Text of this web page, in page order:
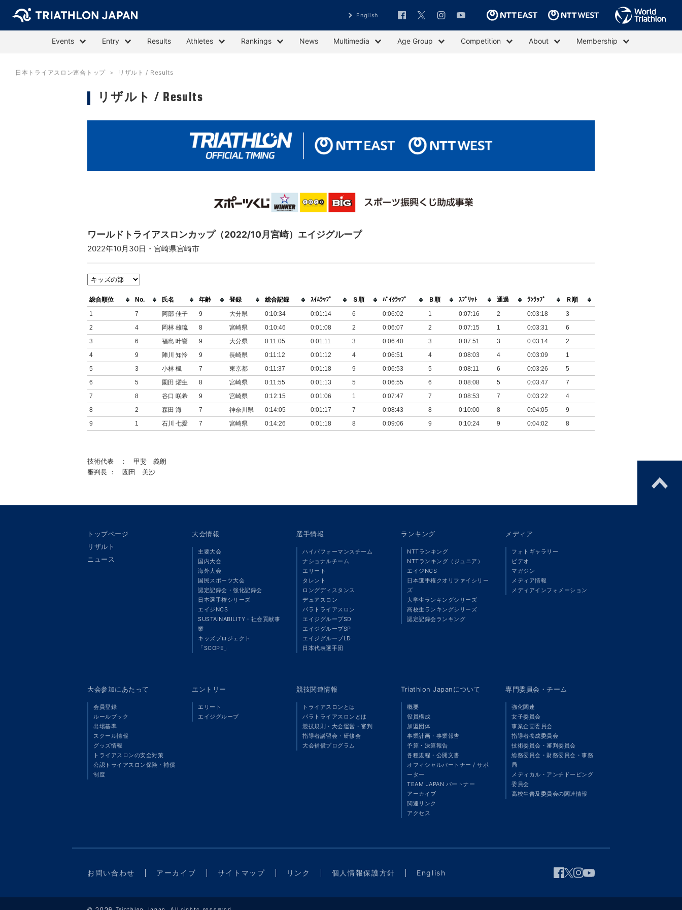
English
Events Entry Results Athletes Rankings News Multimedia Age Group Competition About Membership
日本トライアスロン連合トップ リザルト / Results
リザルト / Results
ワールドトライアスロンカップ（2022/10月宮崎）エイジグループ
2022年10月30日・宮崎県宮崎市
総合順位 No. 氏名 年齢 登録 総合記録 ｽｲﾑﾗｯﾌﾟ Ｓ順 ﾊﾞｲｸﾗｯﾌﾟ Ｂ順 ｽﾌﾟﾘｯﾄ 通過 ﾗﾝﾗｯﾌﾟ
Ｒ順
1
7 阿部 佳子 9 大分県 0:10:34 0:01:14 6 0:06:02 1 0:07:16 2 0:03:18
3
2
4 岡林 雄琉 8 宮崎県 0:10:46 0:01:08 2 0:06:07 2 0:07:15 1 0:03:31
6
3
6 福島 叶響 9 大分県 0:11:05 0:01:11 3 0:06:40 3 0:07:51 3 0:03:14
2
4
9 陣川 知怜 9 長崎県 0:11:12 0:01:12 4 0:06:51 4 0:08:03 4 0:03:09
1
5
3 小林 楓 7 東京都 0:11:37 0:01:18 9 0:06:53 5 0:08:11 6 0:03:26
5
6
5 園田 燿生 8 宮崎県 0:11:55 0:01:13 5 0:06:55 6 0:08:08 5 0:03:47
7
7
8 谷口 咲希 9 宮崎県 0:12:15 0:01:06 1 0:07:47 7 0:08:53 7 0:03:22
4
8
2 森田 海 7 神奈川県 0:14:05 0:01:17 7 0:08:43 8 0:10:00 8 0:04:05
9
9
1 石川 七愛 7 宮崎県 0:14:26 0:01:18 8 0:09:06 9 0:10:24 9 0:04:02 8
技術代表 ： 甲斐 義朗
審判長 ： 園田 美沙
トップページ
リザルト
ニュース
大会情報
主要大会
国内大会
海外大会
国民スポーツ大会
認定記録会・強化記録会
日本選手権シリーズ
エイジNCS
SUSTAINABILITY・社会貢献事
業
キッズプロジェクト
「SCOPE」
選手情報
ハイパフォーマンスチーム
ナショナルチーム
エリート
タレント
ロングディスタンス
デュアスロン
パラトライアスロン
エイジグループSD
エイジグループSP
エイジグループLD
日本代表選手団
ランキング
NTTランキング
NTTランキング（ジュニア）
エイジNCS
日本選手権クオリファイシリー
ズ
大学生ランキングシリーズ
高校生ランキングシリーズ
認定記録会ランキング
メディア
フォトギャラリー
ビデオ
マガジン
メディア情報
メディアインフォメーション
大会参加にあたって
会員登録
ルールブック
出場基準
スクール情報
グッズ情報
トライアスロンの安全対策
公認トライアスロン保険・補償
制度
エントリー
エリート
エイジグループ
競技関連情報
トライアスロンとは
パラトライアスロンとは
競技規則・大会運営・審判
指導者講習会・研修会
大会補償プログラム
Triathlon Japanについて
概要
役員構成
加盟団体
事業計画・事業報告
予算・決算報告
各種規程・公開文書
オフィシャルパートナー / サポ
ーター
TEAM JAPAN パートナー
アーカイブ
関連リンク
アクセス
専門委員会・チーム
強化関連
女子委員会
事業企画委員会
指導者養成委員会
技術委員会・審判委員会
総務委員会・財務委員会・事務
局
メディカル・アンチドーピング
委員会
高校生普及委員会の関連情報
お問い合わせ アーカイブ サイトマップ リンク 個人情報保護方針 English